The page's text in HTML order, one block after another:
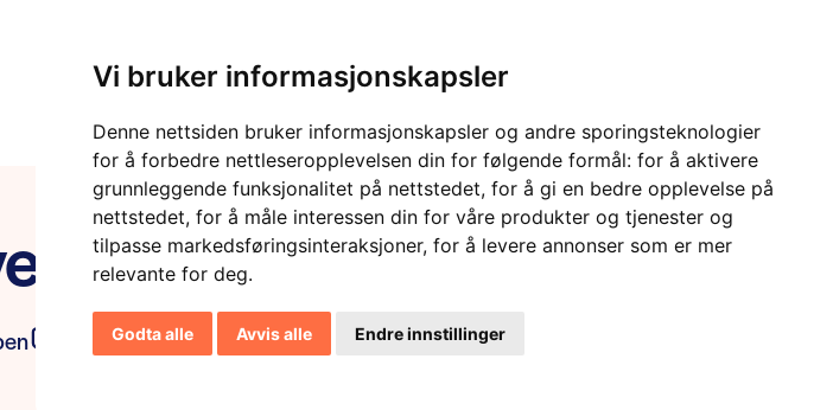
Vi bruker informasjonskapsler
Denne nettsiden bruker informasjonskapsler og andre sporingsteknologier
for å forbedre nettleseropplevelsen din for følgende formål: for å aktivere
grunnleggende funksjonalitet på nettstedet, for å gi en bedre opplevelse på
nettstedet, for å måle interessen din for våre produkter og tjenester og
tilpasse markedsføringsinteraksjoner, for å levere annonser som er mer
relevante for deg.
Godta alle Avvis alle Endre innstillinger
vårt
Personvern